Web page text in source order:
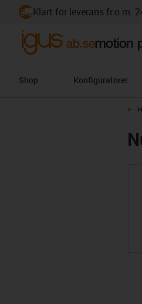
Klart för leverans fr.o.m.
Shop Konfiguratorer